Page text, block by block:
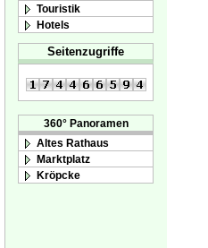
Touristik
Hotels
Seitenzugriffe
360° Panoramen
Altes Rathaus
Marktplatz
Kröpcke